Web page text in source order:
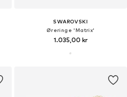
SWAROVSKI
Øreringe 'Matrix'
1.035,00 kr